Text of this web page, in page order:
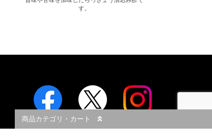
す。
商品カテゴリ・カート